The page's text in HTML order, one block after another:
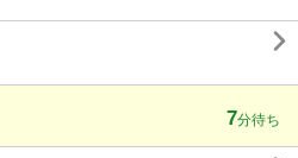

7分待ち